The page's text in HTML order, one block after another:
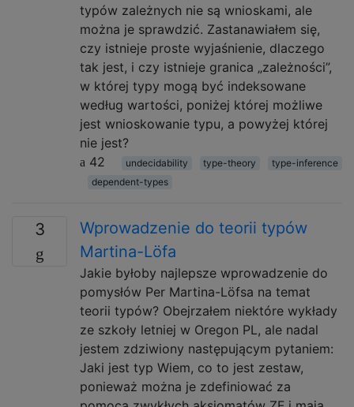
typów zależnych nie są wnioskami, ale
można je sprawdzić. Zastanawiałem się,
czy istnieje proste wyjaśnienie, dlaczego
tak jest, i czy istnieje granica „zależności”,
w której typy mogą być indeksowane
według wartości, poniżej której możliwe
jest wnioskowanie typu, a powyżej której
nie jest?
42
undecidability type-theory
type-inference
dependent-types
3
Wprowadzenie do teorii typów
Martina-Löfa
Jakie byłoby najlepsze wprowadzenie do
pomysłów Per Martina-Löfsa na temat
teorii typów? Obejrzałem niektóre wykłady
ze szkoły letniej w Oregon PL, ale nadal
jestem zdziwiony następującym pytaniem:
Jaki jest typ Wiem, co to jest zestaw,
ponieważ można je zdefiniować za